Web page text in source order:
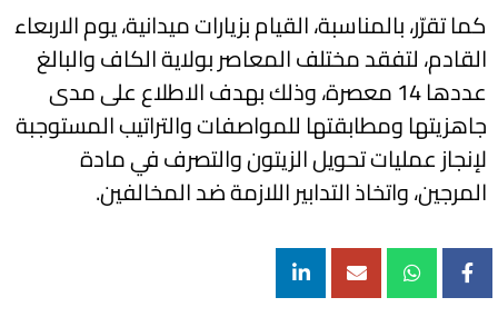
كما تقرّر، بالمناسبة، القيام بزيارات ميدانية، يوم الاربعاء
القادم، لتفقد مختلف المعاصر بولاية الكاف والبالغ
عددها 14 معصرة، وذلك بهدف الاطلاع على مدى
جاهزيتها ومطابقتها للمواصفات والتراتيب المستوجبة
لإنجاز عمليات تحويل الزيتون والتصرف في مادة
المرجين، واتخاذ التدابير اللازمة ضد المخالفين.